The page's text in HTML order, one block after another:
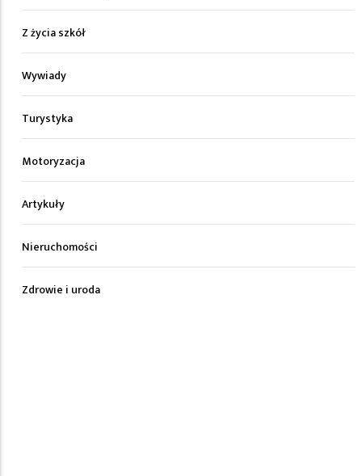
Z życia szkół
Wywiady
Turystyka
Motoryzacja
Artykuły
Nieruchomości
Zdrowie i uroda